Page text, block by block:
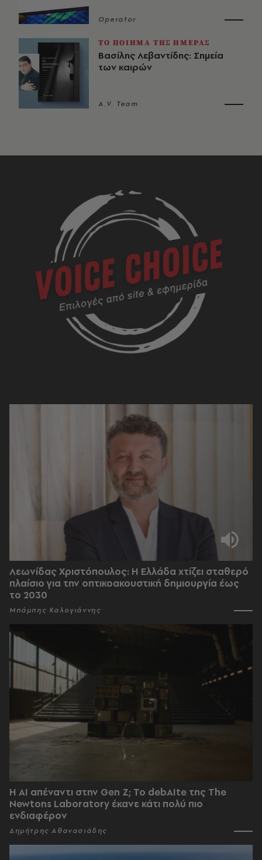
Operator
ΤΟ ΠΟΙΗΜΑ ΤΗΣ ΗΜΕΡΑΣ
Βασίλης Λεβαντίδης: Σημεία
των καιρών
A.V. Team
Λεωνίδας Χριστόπουλος: Η Ελλάδα χτίζει σταθερό
πλαίσιο για την οπτικοακουστική δημιουργία έως
το 2030
Μπάμπης Καλογιάννης
Η AI απέναντι στην Gen Z; Το debAIte της The
Newtons Laboratory έκανε κάτι πολύ πιο
ενδιαφέρον
Δημήτρης Αθανασιάδης